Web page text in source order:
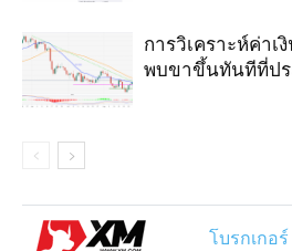
การวิเคราะห์ค่าเ
พบขาขึ้นทันทีที่ป
โบรกเกอร์